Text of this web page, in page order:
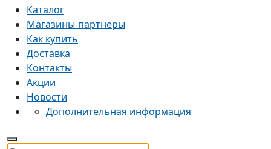
Каталог
Магазины-партнеры
Как купить
Доставка
Контакты
Акции
Новости
Дополнительная информация